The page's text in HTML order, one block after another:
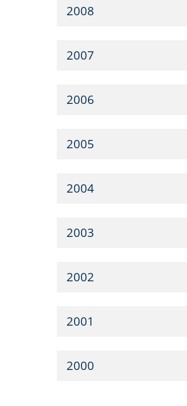
2008
2007
2006
2005
2004
2003
2002
2001
2000